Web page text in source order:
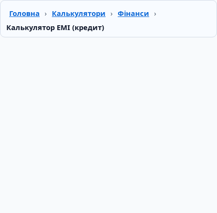
Головна › Калькулятори › Фінанси ›
Калькулятор EMI (кредит)